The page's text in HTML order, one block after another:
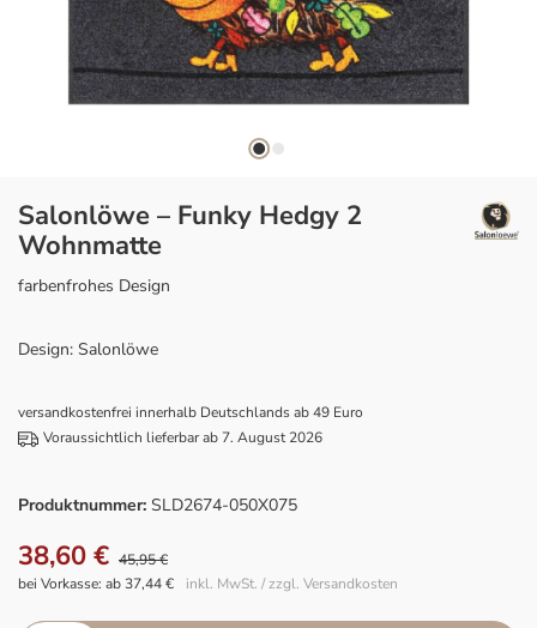
Salonlöwe – Funky Hedgy 2
Wohnmatte
farbenfrohes Design
Design: Salonlöwe
versandkostenfrei innerhalb Deutschlands ab 49 Euro
Voraussichtlich lieferbar ab 7. August 2026
Produktnummer: SLD2674-050X075
38,60 € 45,95 €
inkl. MwSt. / zzgl. Versandkosten
bei Vorkasse: ab 37,44 €